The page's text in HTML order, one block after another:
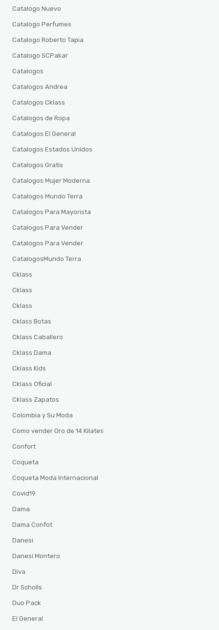
Catalogo Nuevo
Catalogo Perfumes
Catalogo Roberto Tapia
Catalogo SCPakar
Catalogos
Catalogos Andrea
Catalogos Cklass
Catalogos de Ropa
Catalogos El General
Catalogos Estados Unidos
Catalogos Gratis
Catalogos Mujer Moderna
Catalogos Mundo Terra
Catalogos Para Mayorista
Catalogos Para Vender
Catalogos Para Vender
CatalogosMundo Terra
Cklass
Cklass
Cklass
Cklass Botas
Cklass Caballero
Cklass Dama
Cklass Kids
Cklass Oficial
Cklass Zapatos
Colombia y Su Moda
Como vender Oro de 14 Kilates
Confort
Coqueta
Coqueta Moda Internacional
Covid19
Dama
Dama Confot
Danesi
Danesi Montero
Diva
Dr Scholls
Duo Pack
El General